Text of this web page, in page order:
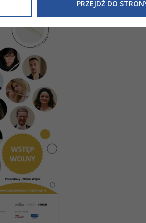
Państwa żadnych dodatkowych działań.
PRZEJDŹ DO